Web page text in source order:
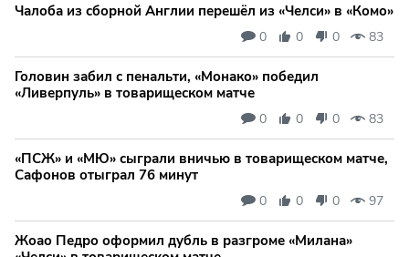
Чалоба из сборной Англии перешёл из «Челси» в «Комо»
0 0 0 83
Головин забил с пенальти, «Монако» победил
«Ливерпуль» в товарищеском матче
0 0 0 83
«ПСЖ» и «МЮ» сыграли вничью в товарищеском матче,
Сафонов отыграл 76 минут
0 0 0 97
Жоао Педро оформил дубль в разгроме «Милана»